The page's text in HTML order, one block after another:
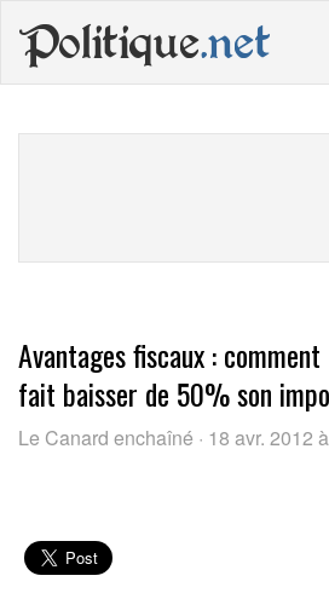
Politique.net
Avantages fiscaux :
fait baisser de 50% son
Le Canard enchaîné · 18 avr. 2012